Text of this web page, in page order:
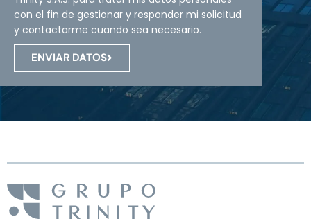
con el fin de gestionar y responder mi solicitud
y contactarme cuando sea necesario.
ENVIAR DATOS